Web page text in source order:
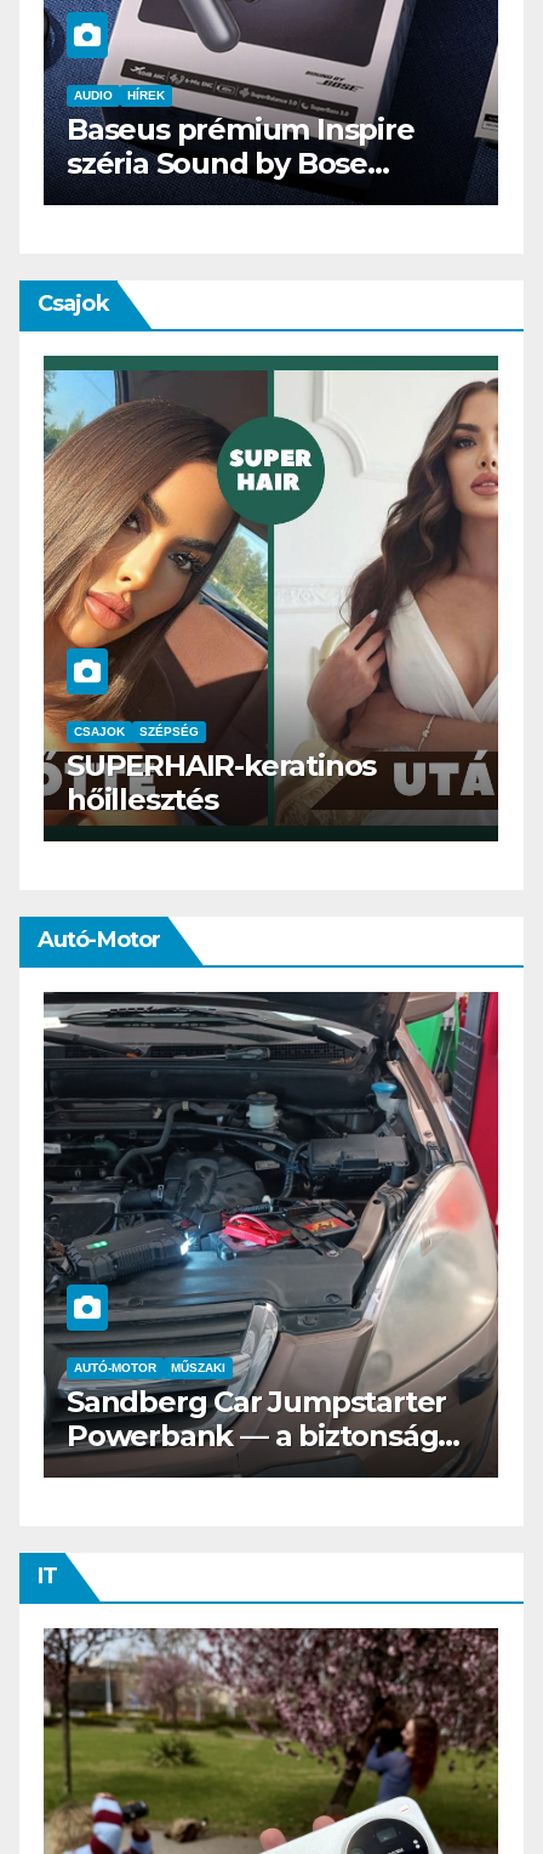
AUDIO IT MŰSZAKI
ENDORFY VIRO Plus USB
Csajok
CSAJOK SMINK SZÉPSÉG
Szemöldök laminálás-az
meg mi?
Autó-Motor
AUTÓ-MOTOR ELEKTROMOS
Az új Nissan LEAF csak a
Tesztvilágra vár!
IT